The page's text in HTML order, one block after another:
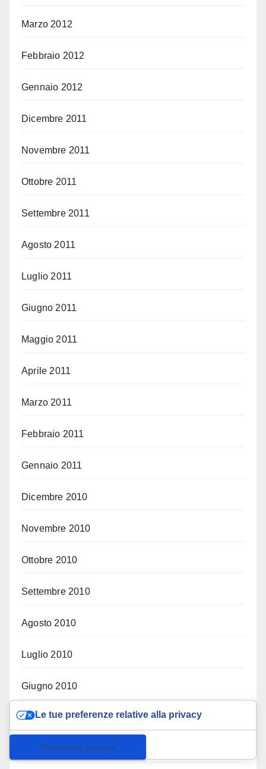
Marzo 2012
Febbraio 2012
Gennaio 2012
Dicembre 2011
Novembre 2011
Ottobre 2011
Settembre 2011
Agosto 2011
Luglio 2011
Giugno 2011
Maggio 2011
Aprile 2011
Marzo 2011
Febbraio 2011
Gennaio 2011
Dicembre 2010
Novembre 2010
Ottobre 2010
Settembre 2010
Agosto 2010
Luglio 2010
Giugno 2010
Maggio 2010
Aprile 2010
Le tue preferenze relative alla privacy
Informativa sulla raccolta